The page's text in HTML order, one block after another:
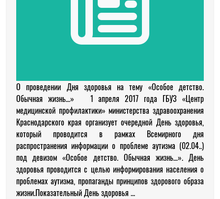
О проведении Дня здоровья на тему «Особое детство.
Обычная жизнь…» 1 апреля 2017 года ГБУЗ «Центр
медицинской профилактики» министерства здравоохранения
Краснодарского края организует очередной День здоровья,
который проводится в рамках Всемирного дня
распространения информации о проблеме аутизма (02.04..)
под девизом «Особое детство. Обычная жизнь…». День
здоровья проводится с целью информирования населения о
проблемах аутизма, пропаганды принципов здорового образа
жизни.Показательный День здоровья ...